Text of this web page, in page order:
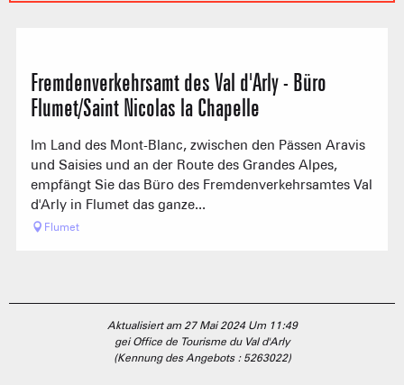
Fremdenverkehrsamt des Val d'Arly - Büro
Flumet/Saint Nicolas la Chapelle
Im Land des Mont-Blanc, zwischen den Pässen Aravis
und Saisies und an der Route des Grandes Alpes,
empfängt Sie das Büro des Fremdenverkehrsamtes Val
d'Arly in Flumet das ganze...
Flumet
Aktualisiert am 27 Mai 2024 Um 11:49
gei Office de Tourisme du Val d'Arly
(Kennung des Angebots : 5263022)